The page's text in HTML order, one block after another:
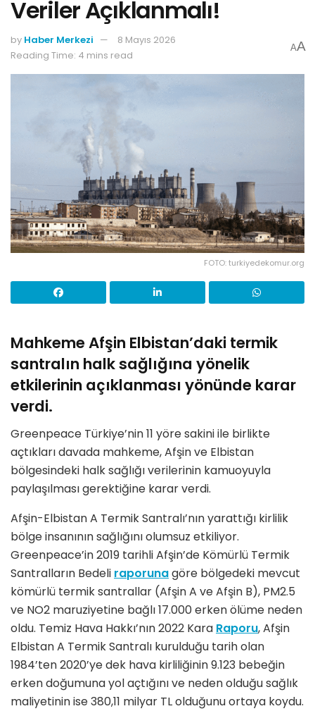
Veriler Açıklanmalı!
by Haber Merkezi
8 Mayıs 2026
Reading Time: 4 mins read
AA
FOTO: turkiyedekomur.org
Mahkeme Afşin Elbistan’daki termik
santralın halk sağlığına yönelik
etkilerinin açıklanması yönünde karar
verdi.
Greenpeace Türkiye’nin 11 yöre sakini ile birlikte
açtıkları davada mahkeme, Afşin ve Elbistan
bölgesindeki halk sağlığı verilerinin kamuoyuyla
paylaşılması gerektiğine karar verdi.
Afşin-Elbistan A Termik Santralı’nın yarattığı kirlilik
bölge insanının sağlığını olumsuz etkiliyor.
Greenpeace’in 2019 tarihli Afşin’de Kömürlü Termik
Santralların Bedeli raporunagöre bölgedeki mevcut
kömürlü termik santrallar (Afşin A ve Afşin B), PM2.5
ve NO2 maruziyetine bağlı 17.000 erken ölüme neden
oldu. Temiz Hava Hakkı’nın 2022 Kara Raporu, Afşin
Elbistan A Termik Santralı kurulduğu tarih olan
1984’ten 2020’ye dek hava kirliliğinin 9.123 bebeğin
erken doğumuna yol açtığını ve neden olduğu sağlık
maliyetinin ise 380,11 milyar TL olduğunu ortaya koydu.